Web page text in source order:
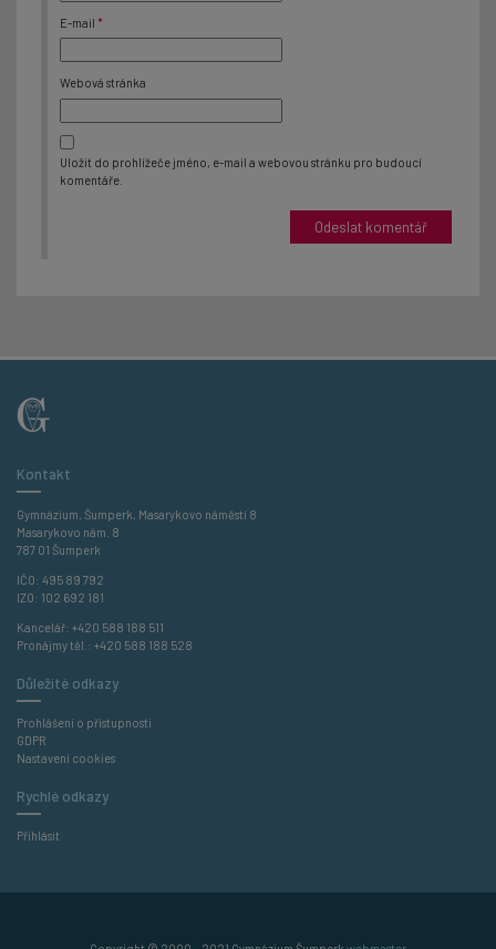
E-mail *
Webová stránka
Uložit do prohlížeče jméno, e-mail a webovou stránku pro budoucí
komentáře.
Kontakt
Gymnázium, Šumperk, Masarykovo náměstí 8
Masarykovo nám. 8
787 01 Šumperk
IČO: 495 89 792
IZO: 102 692 181
Kancelář: +420 588 188 511
Pronájmy těl.: +420 588 188 528
Důležité odkazy
Prohlášení o přístupnosti
GDPR
Nastavení cookies
Rychlé odkazy
Přihlásit